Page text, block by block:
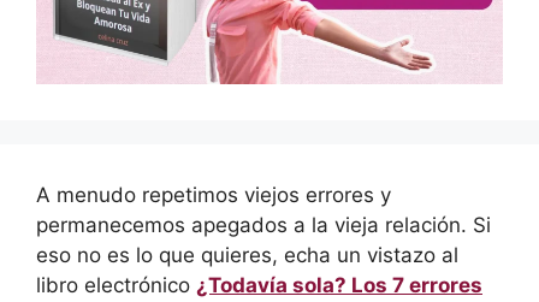
A menudo repetimos viejos errores y
permanecemos apegados a la vieja relación. Si
eso no es lo que quieres, echa un vistazo al
libro electrónico ¿Todavía sola? Los 7 errores